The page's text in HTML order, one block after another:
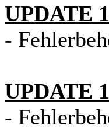
UPDATE
-
UPDATE
-